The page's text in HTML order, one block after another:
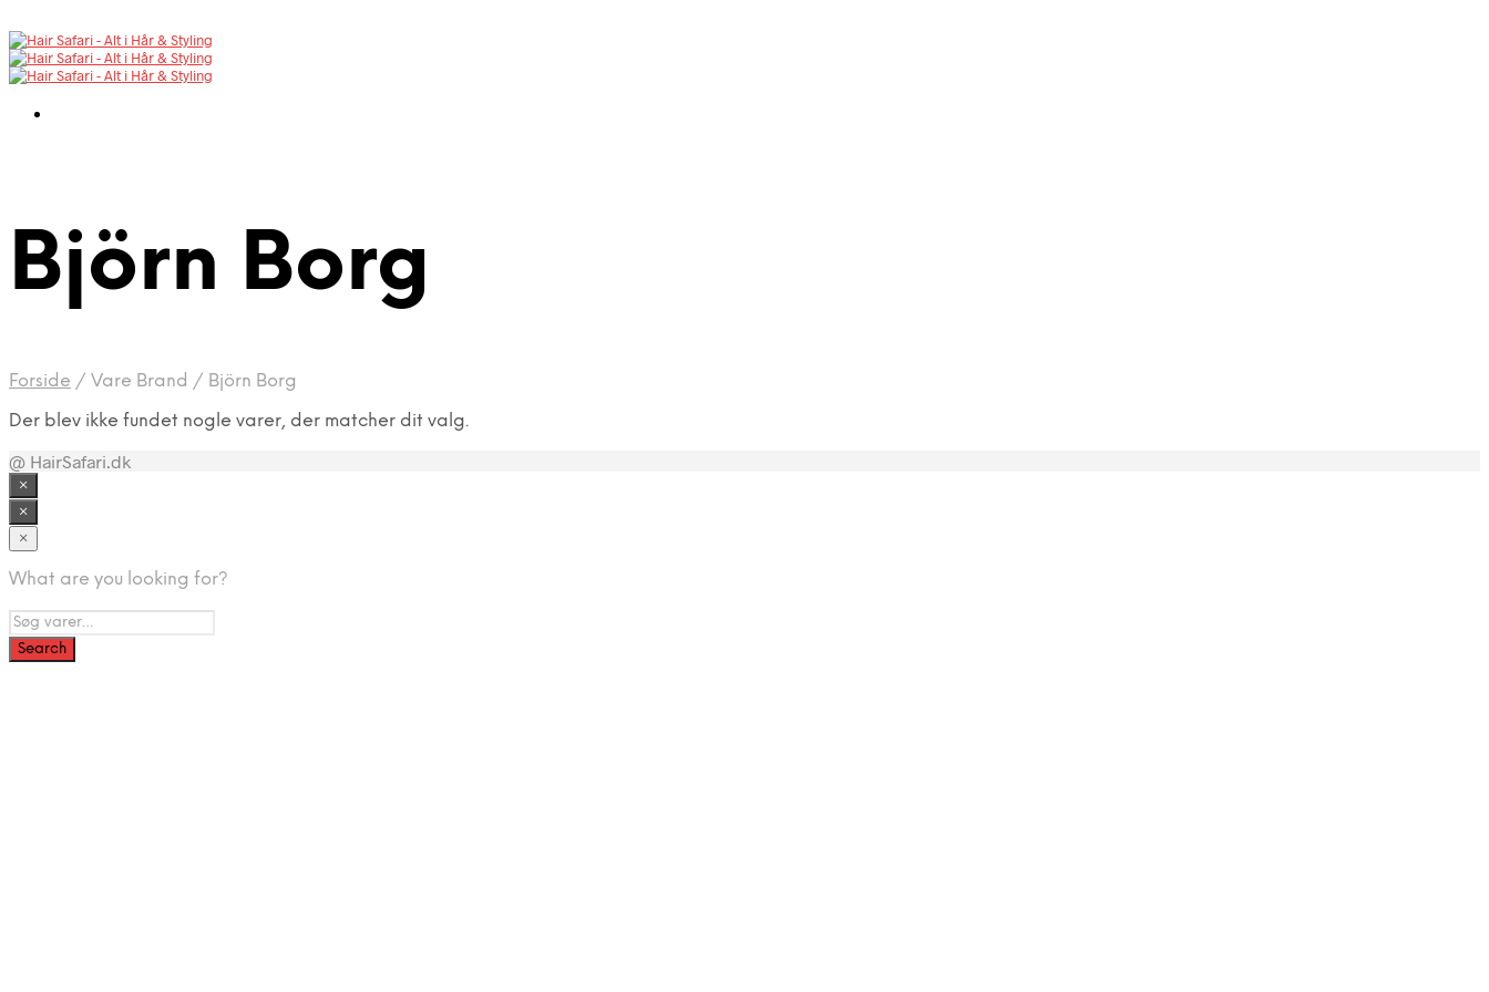
Björn Borg
Forside / Vare Brand / Björn Borg
Der blev ikke fundet nogle varer, der matcher dit valg.
@ HairSafari.dk
×
×
×
What are you looking for?